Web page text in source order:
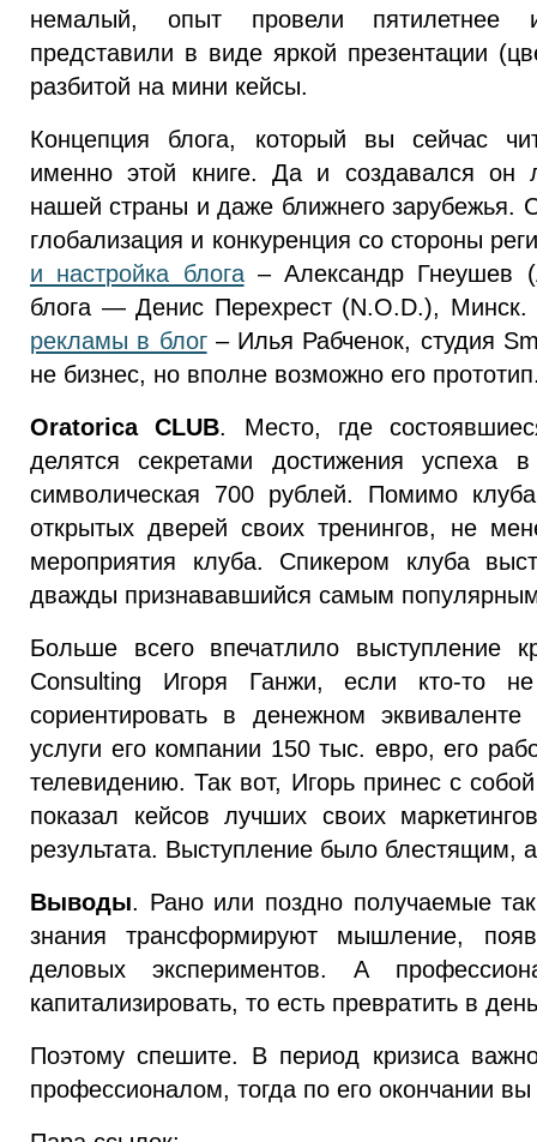
немалый, опыт провели пятилетнее
представили в виде яркой презентации
разбитой на мини кейсы.
Концепция блога, который вы сейчас
именно этой книге. Да и создавался он
нашей страны и даже ближнего зарубежья.
глобализация и конкуренция со стороны
и настройка блога– Александр Гнеушев
блога — Денис Перехрест (N.O.D.), Минск.
рекламы в блог– Илья Рабченок, студия
не бизнес, но вполне возможно его
Oratorica CLUB. Место, где
делятся секретами достижения успеха
символическая 700 рублей. Помимо
открытых дверей своих тренингов, не
мероприятия клуба. Спикером клуба
дважды признававшийся самым
Больше всего впечатлило выступление
Consulting Игоря Ганжи, если кто-то
сориентировать в денежном
услуги его компании 150 тыс. евро, его
телевидению. Так вот, Игорь принес с
показал кейсов лучших своих
результата. Выступление было блестящим,
Выводы. Рано или поздно получаемые
знания трансформируют мышление,
деловых экспериментов. А
капитализировать, то есть превратить в
Поэтому спешите. В период кризиса
профессионалом, тогда по его окончании